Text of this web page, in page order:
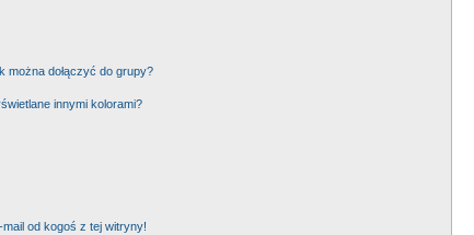
można dołączyć do grupy?
innymi kolorami?
od kogoś z tej witryny!